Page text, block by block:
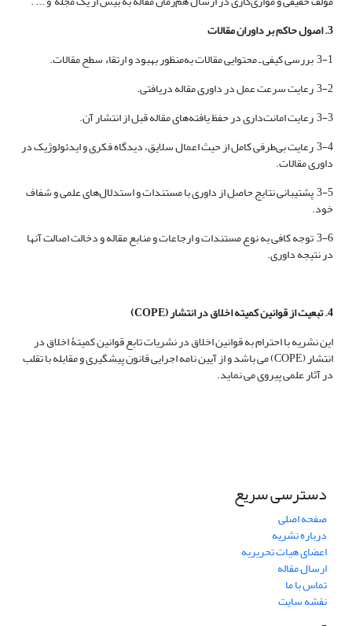
3. اصول حاکم بر داوران مقالات
3-1 بررسی کیفی ـ محتوایی مقالات به‌منظور بهبود و ارتقاء سطح مقالات.
3-2 رعایت سرعت عمل در داوری مقاله دریافتی.
3-3 رعایت امانت‌داری در حفظ یافته‌های مقاله قبل از انتشار آن.
3-4 رعایت بی‌طرفی کامل از حیث اعمال سلایق، دیدگاه فکری و ایدئولوژیک در
داوری مقالات.
3-5 پشتیبانی نتایج حاصل از داوری با مستندات و استدلال‌های علمی و شفاف
خود.
3-6 توجه کافی به نوع مستندات و ارجاعات و منابع مقاله و دخالت اصالت آنها
در نتیجه داوری.
4. تبعیت از قوانین کمیته اخلاق در انتشار (COPE)
این نشریه با احترام به قوانین اخلاق در نشریات تابع قوانین کمیتۀ اخلاق در
انتشار(COPE) می باشد و از آیین نامه اجرایی قانون پیشگیری و مقابله با تقلب
در آثار علمی پیروی می نماید.
دسترسی سریع
صفحه اصلی
درباره نشریه
اعضای هیات تحریریه
ارسال مقاله
تماس با ما
نقشه سایت